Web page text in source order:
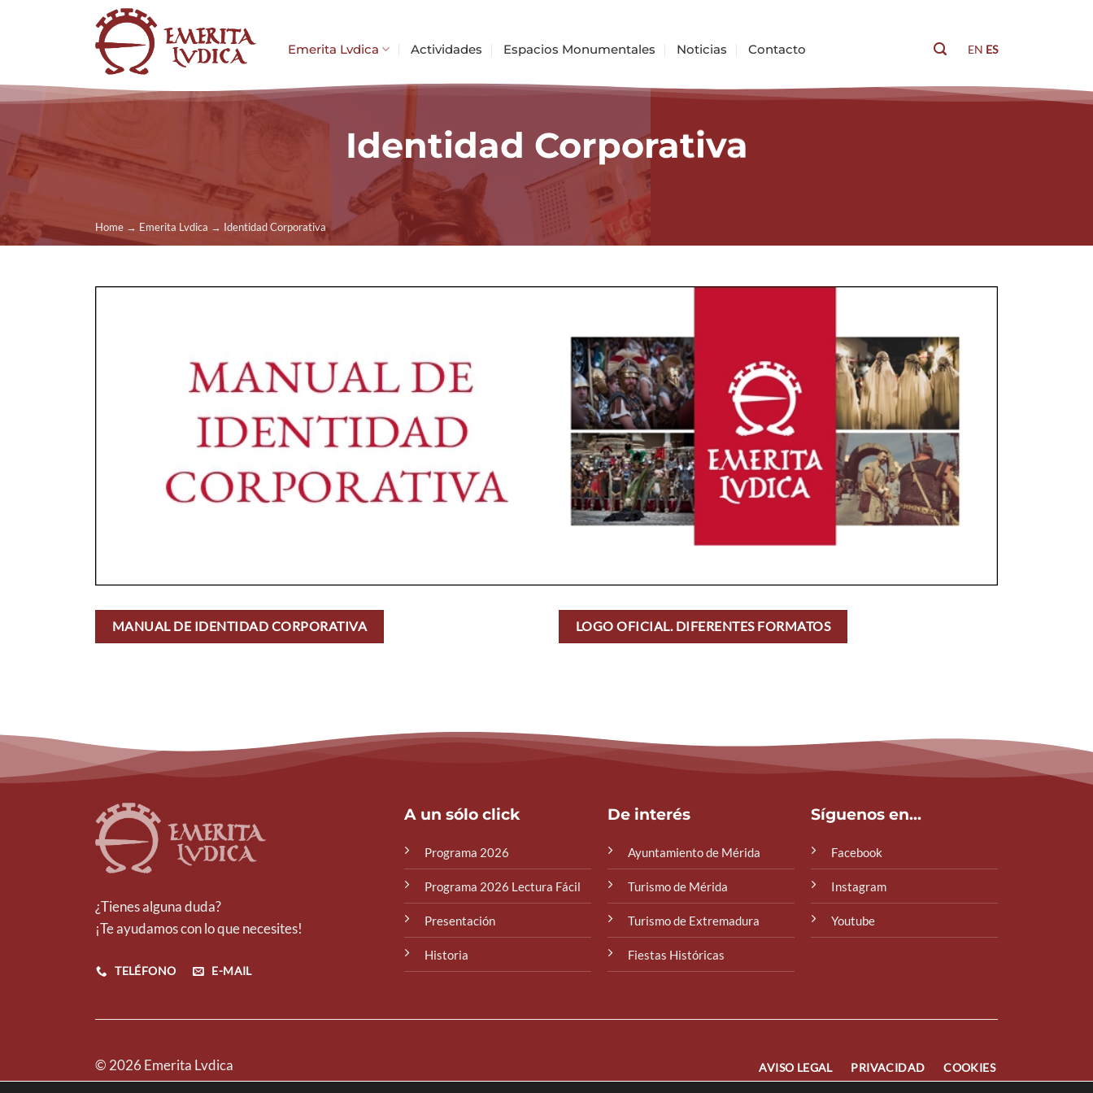
Emerita Lvdica Actividades Espacios Monumentales Noticias Contacto
Buscar
EN ES
Identidad Corporativa
Home → Emerita Lvdica → Identidad Corporativa
MANUAL DE IDENTIDAD CORPORATIVA LOGO OFICIAL. DIFERENTES FORMATOS
¿Tienes alguna duda?
¡Te ayudamos con lo que necesites!
TELÉFONO E-MAIL
A un sólo click
Programa 2026
Programa 2026 Lectura Fácil
Presentación
Historia
De interés
Ayuntamiento de Mérida
Turismo de Mérida
Turismo de Extremadura
Fiestas Históricas
Síguenos en...
Facebook
Instagram
Youtube
© 2026 Emerita Lvdica AVISO LEGAL PRIVACIDAD COOKIES